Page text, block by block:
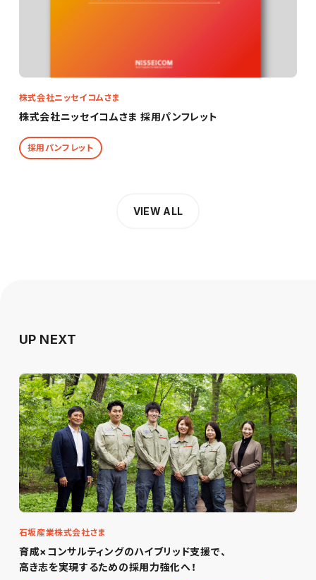
株式会社ニッセイコムさま
株式会社ニッセイコムさま 採用パンフレット
採用パンフレット
VIEW ALL
UP NEXT
石坂産業株式会社さま
育成×コンサルティングのハイブリッド支援で、
高き志を実現するための採用力強化へ！